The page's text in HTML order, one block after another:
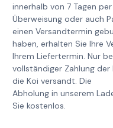
innerhalb von 7 Tagen per
Überweisung oder auch
einen Versandtermin
haben, erhalten Sie Ihre
Ihrem Liefertermin. Nur
vollständiger Zahlung
die Koi versandt. Die
Abholung in unserem
Sie kostenlos.